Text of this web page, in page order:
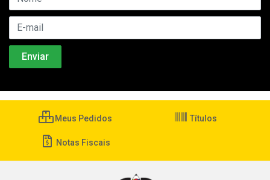
Meus Pedidos Títulos
Notas Fiscais